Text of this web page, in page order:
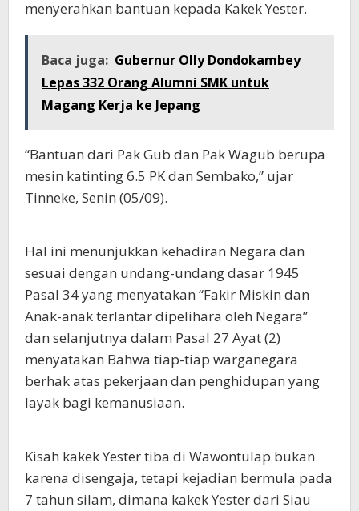
menyerahkan bantuan kepada Kakek Yester.
Baca juga: Gubernur Olly Dondokambey
Lepas 332 Orang Alumni SMK untuk
Magang Kerja ke Jepang
“Bantuan dari Pak Gub dan Pak Wagub berupa
mesin katinting 6.5 PK dan Sembako,” ujar
Tinneke, Senin (05/09).
Hal ini menunjukkan kehadiran Negara dan
sesuai dengan undang-undang dasar 1945
Pasal 34 yang menyatakan “Fakir Miskin dan
Anak-anak terlantar dipelihara oleh Negara”
dan selanjutnya dalam Pasal 27 Ayat (2)
menyatakan Bahwa tiap-tiap warganegara
berhak atas pekerjaan dan penghidupan yang
layak bagi kemanusiaan.
Kisah kakek Yester tiba di Wawontulap bukan
karena disengaja, tetapi kejadian bermula pada
7 tahun silam, dimana kakek Yester dari Siau